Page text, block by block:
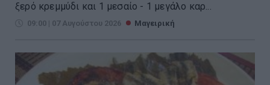
ξερό κρεμμύδι και 1 μεσαίο - 1 μεγάλο καρ...
09:00 | 07 Αυγούστου 2026 Μαγειρική